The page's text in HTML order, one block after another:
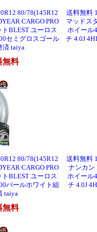
80/78(145R12
CARGO PRO
BLEST ユーロス
セミグロスゴール
済 taiya
無料
送料無料
マッドス
ホイール
チ 4.0J
80/78(145R12
CARGO PRO
BLEST ユーロス
パールホワイト組
taiya
無料
送料無料
ナンカン
ホイール
チ 4.0J